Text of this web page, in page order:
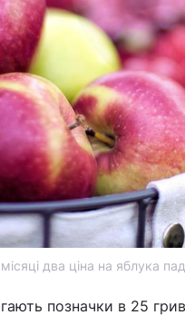
два ціна на яблука
позначки в 25